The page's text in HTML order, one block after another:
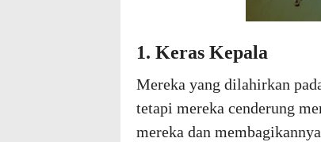
1. Keras Kepala
Mereka yang dilahirkan
tetapi mereka cenderung
mereka dan